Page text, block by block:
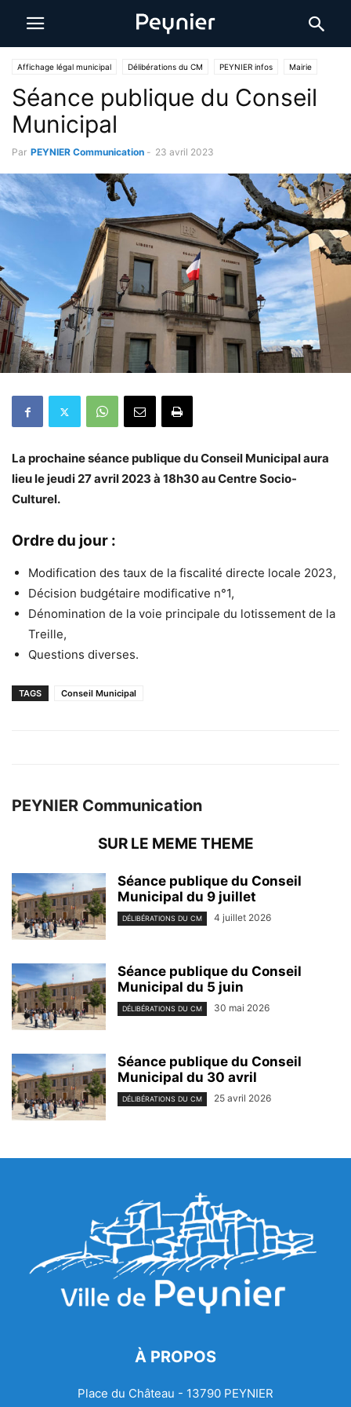
Affichage légal municipal Délibérations du CM PEYNIER infos Mairie
Séance publique du Conseil
Municipal
Par PEYNIER Communication - 23 avril 2023
La prochaine séance publique du Conseil Municipal aura
lieu le jeudi 27 avril 2023 à 18h30 au Centre Socio-
Culturel.
Ordre du jour :
Modification des taux de la fiscalité directe locale 2023,
Décision budgétaire modificative n°1,
Dénomination de la voie principale du lotissement de la
Treille,
Questions diverses.
TAGS Conseil Municipal
PEYNIER Communication
SUR LE MEME THEME
Séance publique du Conseil
Municipal du 9 juillet
DÉLIBÉRATIONS DU CM 4 juillet 2026
Séance publique du Conseil
Municipal du 5 juin
DÉLIBÉRATIONS DU CM 30 mai 2026
Séance publique du Conseil
Municipal du 30 avril
DÉLIBÉRATIONS DU CM 25 avril 2026
À PROPOS
Place du Château - 13790 PEYNIER